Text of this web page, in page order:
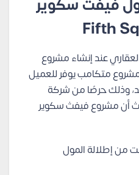
فيفث سكوير
عند إنشاء مشروع
متكامب يوفر للعميل
وذلك حرصًا من شركة
أن مشروع فيفث سكوير
من إطلالة المول